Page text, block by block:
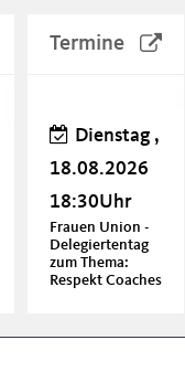
Termine
Dienstag ,
18.08.2026
18:30Uhr
Frauen Union -
Delegiertentag
zum Thema:
Respekt Coaches
Donnerstag